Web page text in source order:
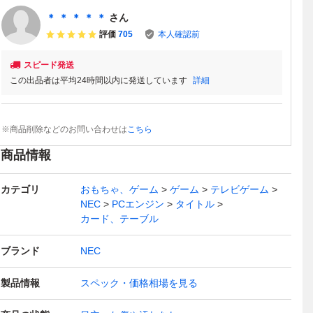
＊ ＊ ＊ ＊ ＊ さん
評価 705 本人確認前
スピード発送
この出品者は平均24時間以内に発送しています 詳細
※商品削除などのお問い合わせはこちら
商品情報
カテゴリ おもちゃ、ゲーム ゲーム
テレビゲーム
NEC
PCエンジン
タイトル
カード、テーブル
ブランド NEC
製品情報 スペック・価格相場を見る